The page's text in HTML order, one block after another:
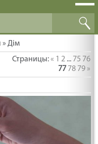
» Дім
Страницы:« 1 2 ... 75 76
77 78 79 »